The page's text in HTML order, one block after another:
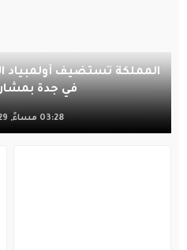
في جدة بمشاركة 19
03:28 مساءً, 29 Jul 2026